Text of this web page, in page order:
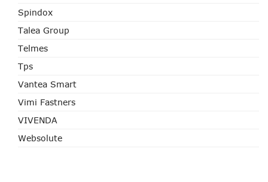
Spindox
Talea Group
Telmes
Tps
Vantea Smart
Vimi Fastners
VIVENDA
Websolute